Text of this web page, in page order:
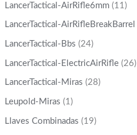
LancerTactical-AirRifle6mm (11)
LancerTactical-AirRifleBreakBarrel
LancerTactical-Bbs (24)
LancerTactical-ElectricAirRifle (26)
LancerTactical-Miras (28)
Leupold-Miras (1)
Llaves Combinadas (19)